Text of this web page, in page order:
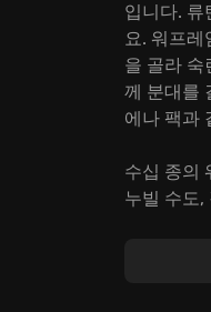
입니다. 류
요. 워프레
을 골라 숙
께 분대를
에나 팩과
수십 종의
누빌 수도,
운 무기,